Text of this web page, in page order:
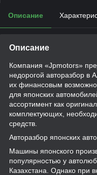
Описание
Описание
Компания «Jpmotors»
недорогой авторазбор в
их финансовым
для японских
ассортимент как
комплектующих,
средств.
Авторазбор японских
Машины японского
популярностью у
Казахстана. Однако при